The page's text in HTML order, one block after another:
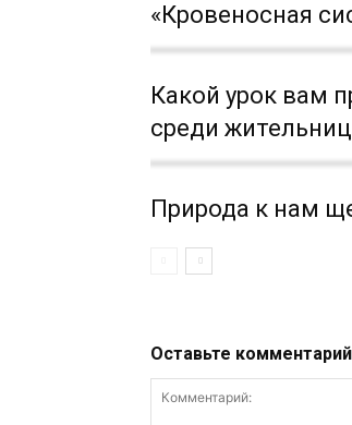
«Кровеносная
Какой урок вам
среди
Природа к нам
Оставьте комментарий